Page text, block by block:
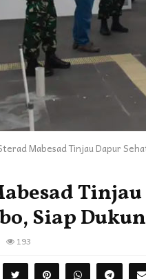
Mabesad Tinjau Dapur
Siap
193